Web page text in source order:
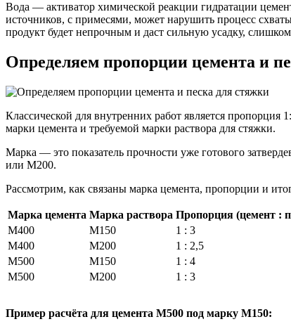
Вода — активатор химической реакции гидратации
источников, с примесями, может нарушить процесс
продукт будет непрочным и даст сильную усадку,
Определяем пропорции цемента и
Классической для внутренних работ является пропорция
марки цемента и требуемой марки раствора для стяжки.
Марка — это показатель прочности уже готового
или М200.
Рассмотрим, как связаны марка цемента, пропорции и
Марка цемента Марка раствора Пропорция (цемент :
М400
М150
1 : 3
М400
М200
1 : 2,5
М500
М150
1 : 4
М500
М200 1 : 3
Пример расчёта для цемента М500 под марку М150: